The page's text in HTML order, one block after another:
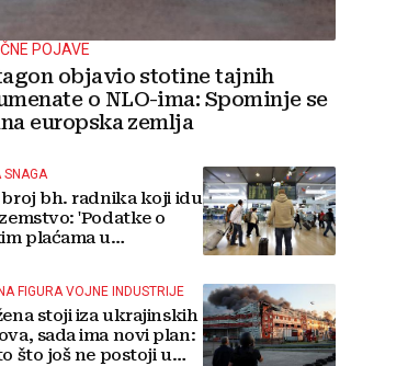
POJAVE
objavio stotine tajnih
o NLO-ima: Spominje se
europska zemlja
SNAGA
broj bh. radnika koji idu
'Podatke o
plaćama u
FIGURA VOJNE INDUSTRIJE
stoji iza ukrajinskih
sada ima novi plan:
što još ne postoji u